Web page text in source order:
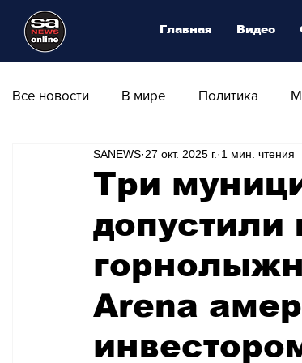
Все новости В мире Политика
Общество Армия Аналитика
Транспорт Культура Магия
Афиша - Выставки - Музеи Афиша -
Три
допустили
Arena
SANEWS 27 окт. 2025 г. 1 мин. чтения
Главная Видео